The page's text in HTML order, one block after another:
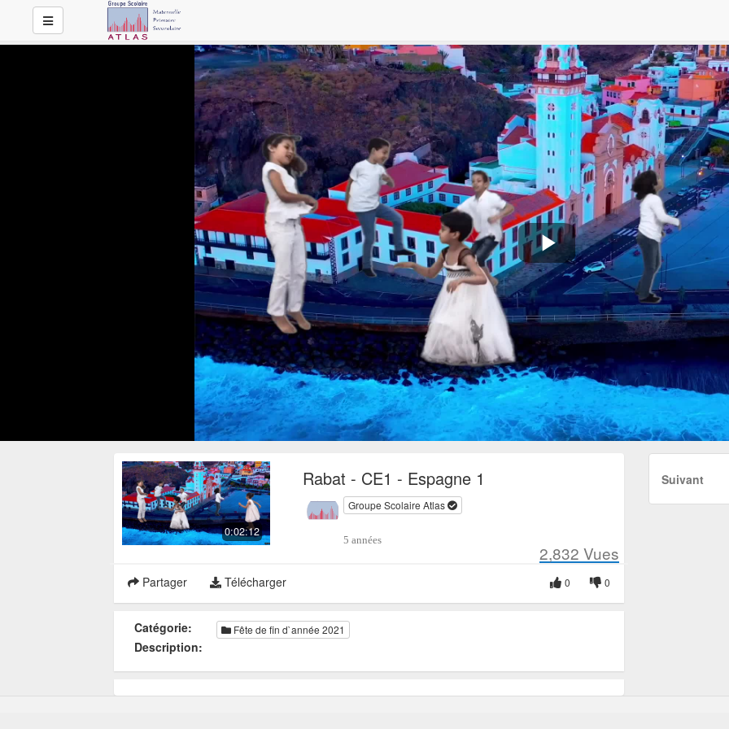
Play
Video
0:02:12
Rabat - CE1 - Espagne 1
Groupe Scolaire Atlas
5 années
2,832 Vues
Partager Télécharger 0
0
Catégorie: Fête de fin d`année 2021
Description:
Suivant